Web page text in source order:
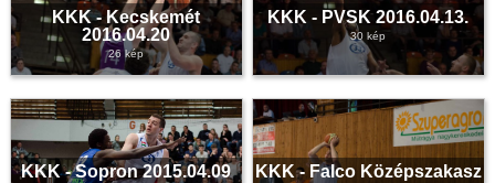
KKK - Kecskemét
2016.04.20
26 kép
KKK - PVSK 2016.04.13.
30 kép
KKK - Sopron 2015.04.09 KKK - Falco Középszakasz